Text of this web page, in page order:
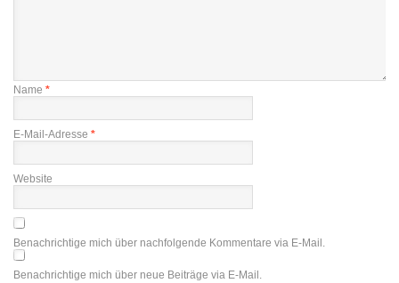
Name *
E-Mail-Adresse *
Website
Benachrichtige mich über nachfolgende Kommentare via E-Mail.
Benachrichtige mich über neue Beiträge via E-Mail.